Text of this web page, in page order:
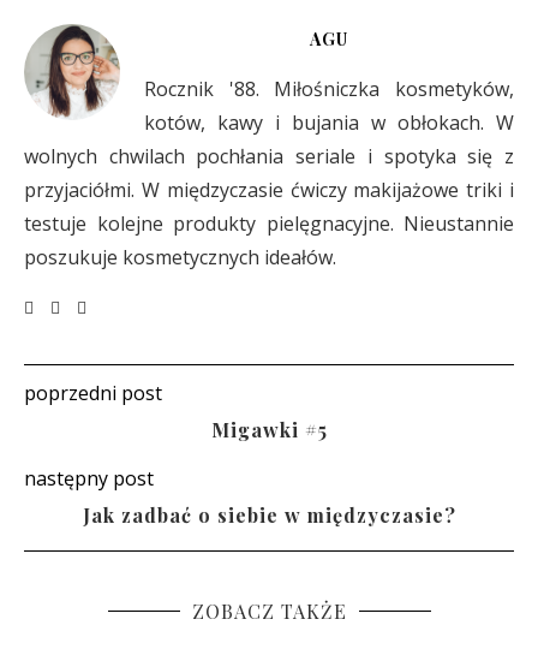
AGU
Rocznik '88. Miłośniczka kosmetyków,
kotów, kawy i bujania w obłokach. W
wolnych chwilach pochłania seriale i spotyka się z
przyjaciółmi. W międzyczasie ćwiczy makijażowe triki i
testuje kolejne produkty pielęgnacyjne. Nieustannie
poszukuje kosmetycznych ideałów.
poprzedni post
Migawki #5
następny post
Jak zadbać o siebie w międzyczasie?
ZOBACZ TAKŻE